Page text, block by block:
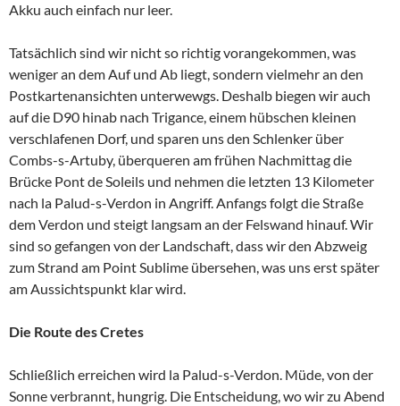
Akku auch einfach nur leer.
Tatsächlich sind wir nicht so richtig vorangekommen, was
weniger an dem Auf und Ab liegt, sondern vielmehr an den
Postkartenansichten unterwewgs. Deshalb biegen wir auch
auf die D90 hinab nach Trigance, einem hübschen kleinen
verschlafenen Dorf, und sparen uns den Schlenker über
Combs-s-Artuby, überqueren am frühen Nachmittag die
Brücke Pont de Soleils und nehmen die letzten 13 Kilometer
nach la Palud-s-Verdon in Angriff. Anfangs folgt die Straße
dem Verdon und steigt langsam an der Felswand hinauf. Wir
sind so gefangen von der Landschaft, dass wir den Abzweig
zum Strand am Point Sublime übersehen, was uns erst später
am Aussichtspunkt klar wird.
Die Route des Cretes
Schließlich erreichen wird la Palud-s-Verdon. Müde, von der
Sonne verbrannt, hungrig. Die Entscheidung, wo wir zu Abend